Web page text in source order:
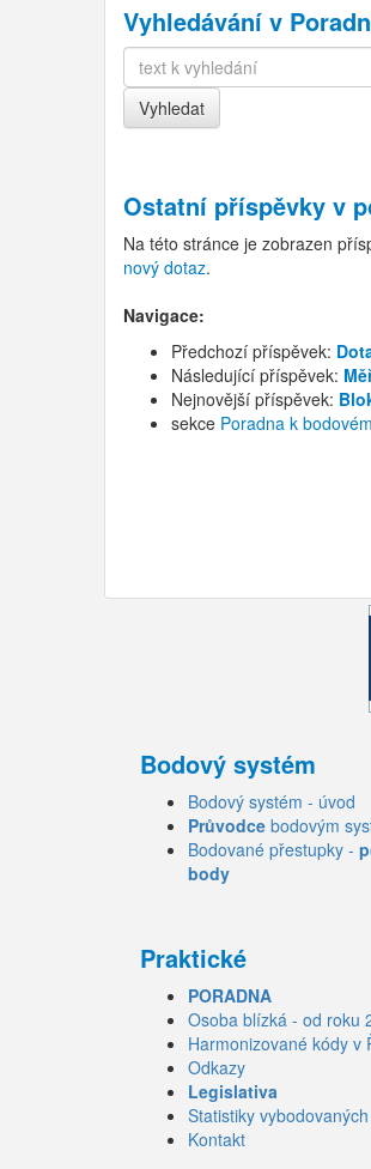
Vyhledávání v
Ostatní příspěvky v
Na této stránce je zobrazen
nový dotaz.
Navigace:
Předchozí příspěvek:
Následující příspěvek:
Nejnovější příspěvek:
sekce Poradna k
Bodový systém
Bodový systém - úvod
Průvodce bodovým
Bodované přestupky -
body
Praktické
PORADNA
Osoba blízká - od roku
Harmonizované kódy v
Odkazy
Legislativa
Statistiky
Kontakt